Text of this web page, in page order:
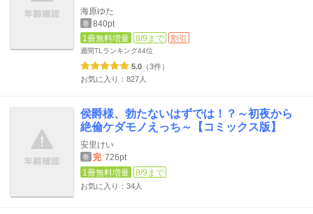
海原ゆた
巻 840pt
1冊無料増量
8/9まで 割引
週間TLランキング44位
5.0 （3件）
お気に入り：827人
侯爵様、勃たないはずでは！？～初夜から
絶倫ケダモノえっち～【コミックス版】
安里けい
巻 完 726pt
1冊無料増量
8/9まで
お気に入り：34人